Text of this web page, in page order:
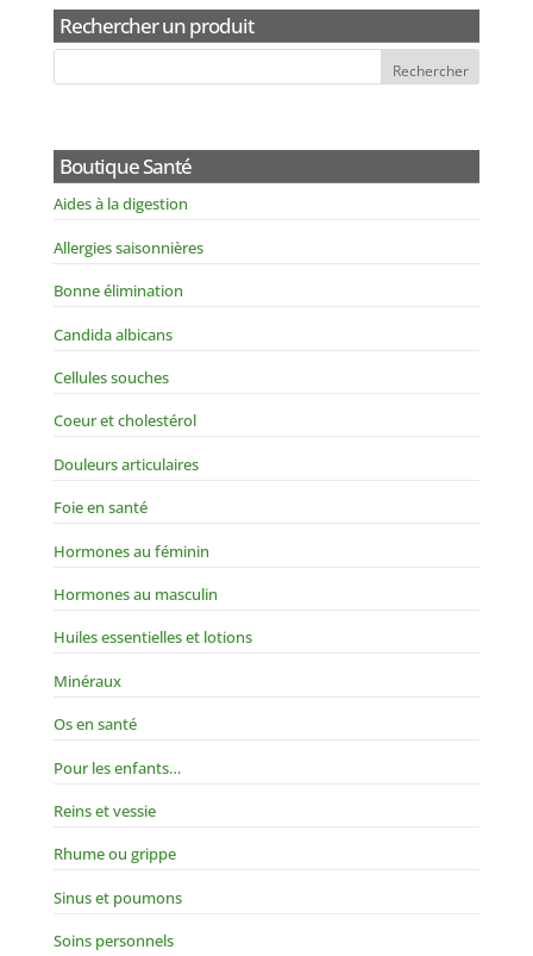
Rechercher un produit
Boutique Santé
Aides à la digestion
Allergies saisonnières
Bonne élimination
Candida albicans
Cellules souches
Coeur et cholestérol
Douleurs articulaires
Foie en santé
Hormones au féminin
Hormones au masculin
Huiles essentielles et lotions
Minéraux
Os en santé
Pour les enfants…
Reins et vessie
Rhume ou grippe
Sinus et poumons
Soins personnels